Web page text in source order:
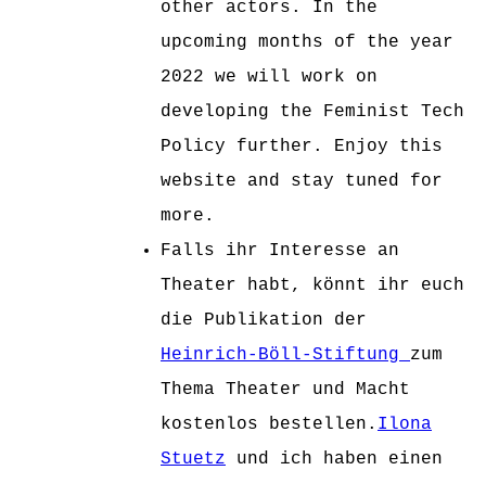
other actors. In the
upcoming months of the year
2022 we will work on
developing the Feminist Tech
Policy further. Enjoy this
website and stay tuned for
more.
Falls ihr Interesse an
Theater habt, könnt ihr euch
die Publikation der
Heinrich-Böll-Stiftung zum
Thema Theater und Macht
kostenlos bestellen. Ilona
Stuetz und ich haben einen